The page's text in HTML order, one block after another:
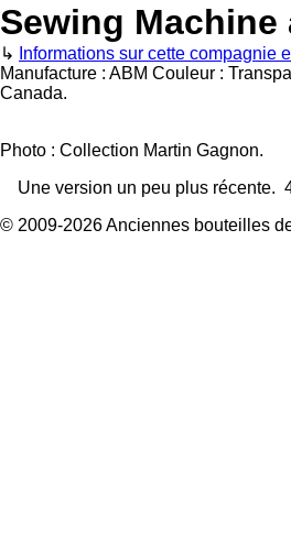
Sewing
↳
Informations sur cette compagnie
Manufacture : ABM Couleur :
Canada.
Photo : Collection Martin Gagnon.
Une version un peu plus récente.
© 2009-2026 Anciennes bouteilles